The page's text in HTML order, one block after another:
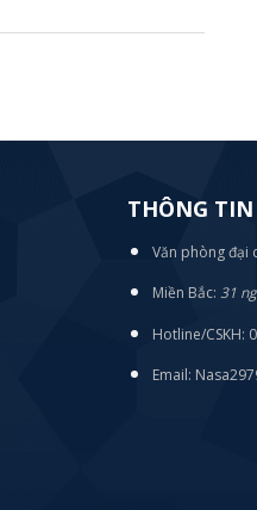
THÔNG
Văn phòng đại
Miền Bắc: 31
Hotline/CSKH:
Email: